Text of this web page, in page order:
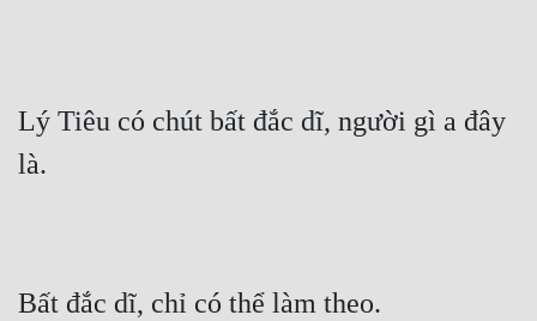
Lý Tiêu có chút bất đắc dĩ, người gì a đây
là.
Bất đắc dĩ, chỉ có thể làm theo.